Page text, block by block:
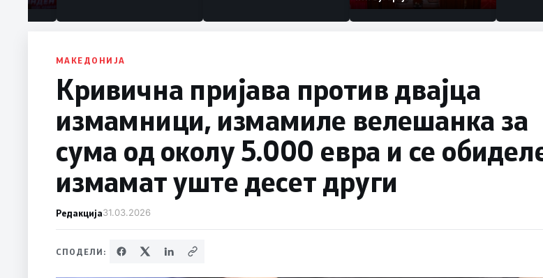
МАКЕДОНИЈА
Кривична пријава против двајца
измамници, измамиле велешанка за
сума од околу 5.000 евра и се
измамат уште десет други
Редакција31.03.2026
СПОДЕЛИ: